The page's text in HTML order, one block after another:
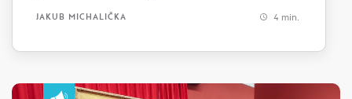
JAKUB MICHALIČKA 4 min.